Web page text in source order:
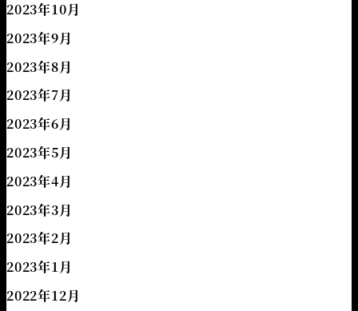
2023年10月
2023年9月
2023年8月
2023年7月
2023年6月
2023年5月
2023年4月
2023年3月
2023年2月
2023年1月
2022年12月